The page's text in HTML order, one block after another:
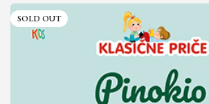
SOLD OUT